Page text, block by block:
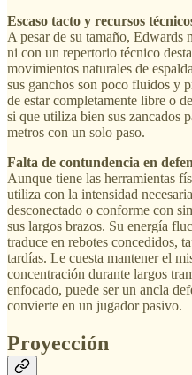
Escaso tacto y recursos
A pesar de su tamaño, Edwards
ni con un repertorio técnico
movimientos naturales de
sus ganchos son poco fluidos y
de estar completamente libre o
si que utiliza bien sus zancados
metros con un solo paso.
Falta de contundencia en
Aunque tiene las herramientas
utiliza con la intensidad
desconectado o conforme con
sus largos brazos. Su energía
traduce en rebotes concedidos,
tardías. Le cuesta mantener el
concentración durante largos
enfocado, puede ser un ancla
convierte en un jugador pasivo.
Proyección